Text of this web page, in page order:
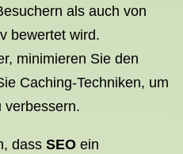
als auch von
bewertet wird.
minimieren Sie den
Caching-Techniken, um
verbessern.
dass SEO ein